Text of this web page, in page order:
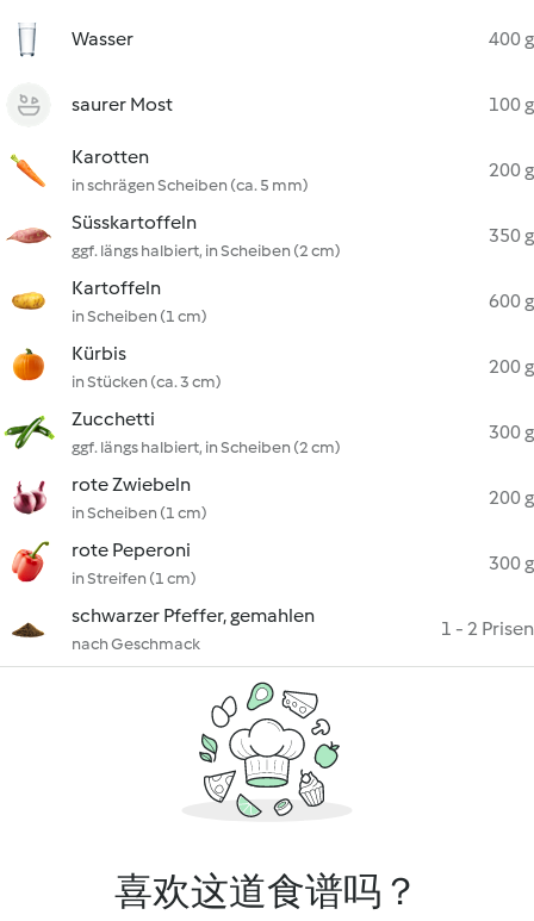
Wasser 400 g
saurer Most 100 g
Karotten
in schrägen Scheiben (ca. 5 mm)
200 g
Süsskartoffeln
ggf. längs halbiert, in Scheiben (2 cm)
350 g
Kartoffeln
in Scheiben (1 cm)
600 g
Kürbis
in Stücken (ca. 3 cm)
200 g
Zucchetti
ggf. längs halbiert, in Scheiben (2 cm)
300 g
rote Zwiebeln
in Scheiben (1 cm)
200 g
rote Peperoni
in Streifen (1 cm)
300 g
schwarzer Pfeffer, gemahlen
nach Geschmack
1 - 2 Prisen
喜欢这道食谱吗？